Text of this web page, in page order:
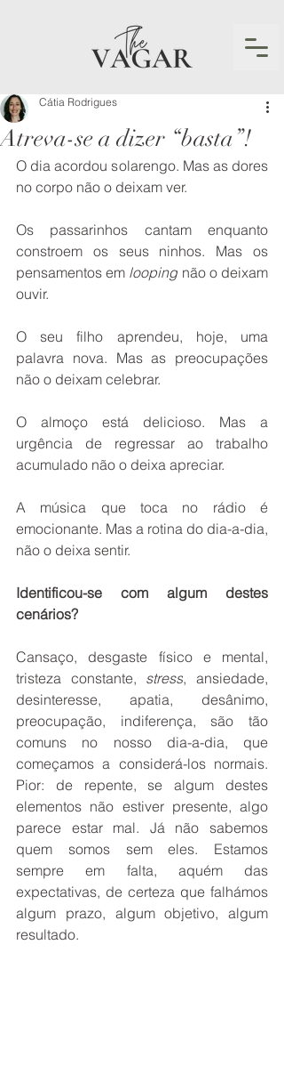
Atreva-se a dizer “basta”!
Cátia Rodrigues
O dia acordou solarengo. Mas as dores
no corpo não o deixam ver.
Os passarinhos cantam enquanto
constroem os seus ninhos. Mas os
pensamentos em looping não o deixam
ouvir.
O seu filho aprendeu, hoje, uma
palavra nova. Mas as preocupações
não o deixam celebrar.
O almoço está delicioso. Mas a
urgência de regressar ao trabalho
acumulado não o deixa apreciar.
A música que toca no rádio é
emocionante. Mas a rotina do dia-a-dia,
não o deixa sentir.
Identificou-se com algum destes
cenários?
Cansaço, desgaste físico e mental,
tristeza constante, stress, ansiedade,
desinteresse, apatia, desânimo,
preocupação, indiferença, são tão
comuns no nosso dia-a-dia, que
começamos a considerá-los normais.
Pior: de repente, se algum destes
elementos não estiver presente, algo
parece estar mal. Já não sabemos
quem somos sem eles. Estamos
sempre em falta, aquém das
expectativas, de certeza que falhámos
algum prazo, algum objetivo, algum
resultado.